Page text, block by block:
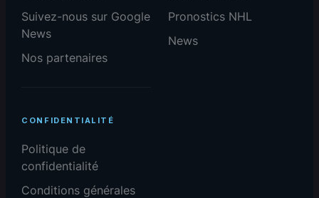
Suivez-nous sur Google
News
Nos partenaires
Pronostics NHL
News
CONFIDENTIALITÉ
Politique de
confidentialité
Conditions générales